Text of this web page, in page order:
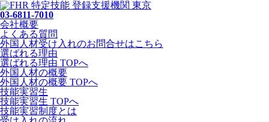
03-6811-7010
会社概要
よくある質問
外国人材受け入れのお問合せはこちら
選ばれる理由
選ばれる理由 TOPへ
外国人材の概要
外国人材の概要 TOPへ
技能実習生
技能実習生 TOPへ
技能実習制度とは